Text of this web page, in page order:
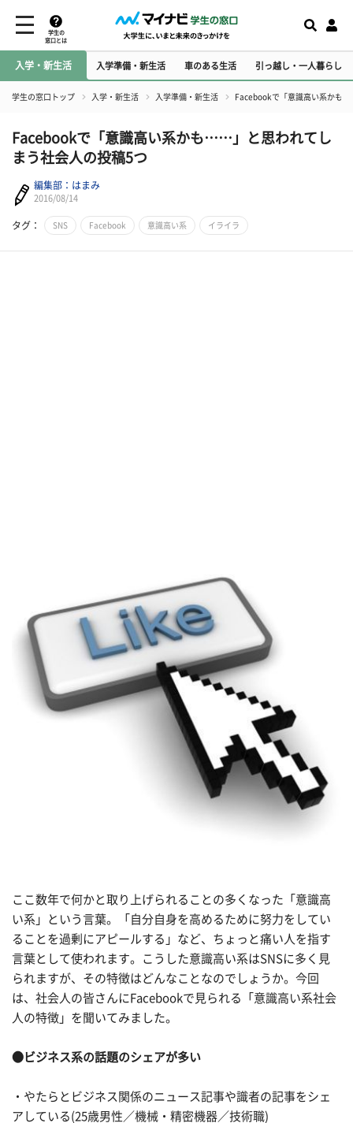
学生の
窓口とは
入学・新生活 入学準備・新生活 車のある生活 引っ越し・一人暮らし
学生の窓口トップ 入学・新生活 入学準備・新生活 Facebookで「意識高い系かも
Facebookで「意識高い系かも……」と思われてし
まう社会人の投稿5つ
編集部：はまみ
2016/08/14
タグ： SNS Facebook 意識高い系 イライラ
ここ数年で何かと取り上げられることの多くなった「意識高
い系」という言葉。「自分自身を高めるために努力をしてい
ることを過剰にアピールする」など、ちょっと痛い人を指す
言葉として使われます。こうした意識高い系はSNSに多く見
られますが、その特徴はどんなことなのでしょうか。今回
は、社会人の皆さんにFacebookで見られる「意識高い系社会
人の特徴」を聞いてみました。
●ビジネス系の話題のシェアが多い
・やたらとビジネス関係のニュース記事や識者の記事をシェ
アしている(25歳男性／機械・精密機器／技術職)